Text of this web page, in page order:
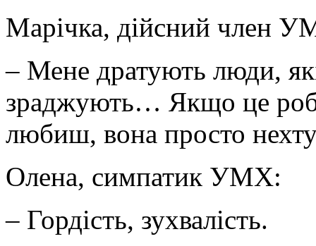
Марічка, дійсний член
– Мене дратують люди,
зраджують… Якщо це
любиш, вона просто
Олена, симпатик УМХ:
– Гордість, зухвалість.